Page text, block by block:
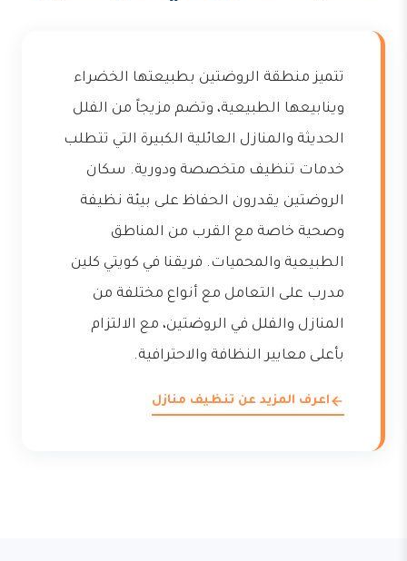
تتميز منطقة الروضتين بطبيعتها الخضراء
وينابيعها الطبيعية، وتضم مزيجاً من الفلل
الحديثة والمنازل العائلية الكبيرة التي تتطلب
خدمات تنظيف متخصصة ودورية. سكان
الروضتين يقدرون الحفاظ على بيئة نظيفة
وصحية خاصة مع القرب من المناطق
الطبيعية والمحميات. فريقنا في كويتي كلين
مدرب على التعامل مع أنواع مختلفة من
المنازل والفلل في الروضتين، مع الالتزام
بأعلى معايير النظافة والاحترافية.
اعرف المزيد عن تنظيف منازل